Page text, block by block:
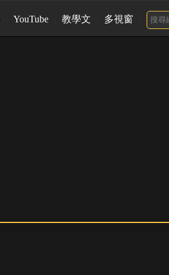
YouTube 教學文 多視窗